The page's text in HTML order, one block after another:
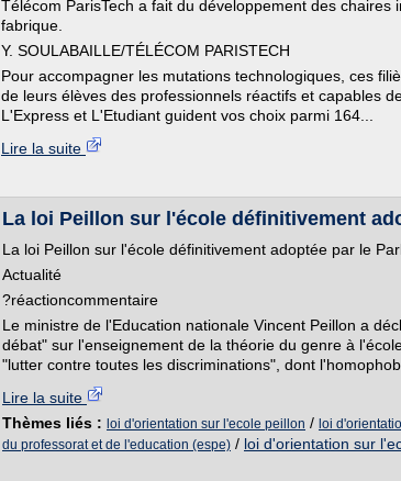
Télécom ParisTech a fait du développement des
fabrique.
Y. SOULABAILLE/TÉLÉCOM PARISTECH
Pour accompagner les mutations technologiques, ces
de leurs élèves des professionnels réactifs et capables
L'Express et L'Etudiant guident vos choix parmi 164...
Lire la suite
La loi Peillon sur l'école définitivement
La loi Peillon sur l'école définitivement adoptée par le
Actualité
?réactioncommentaire
Le ministre de l'Education nationale Vincent Peillon a
débat" sur l'enseignement de la théorie du genre à
"lutter contre toutes les discriminations", dont
Lire la suite
Thèmes liés : loi d'orientation sur l'ecole peillon / loi
du professorat et de l'education (espe) / loi d'orientation sur